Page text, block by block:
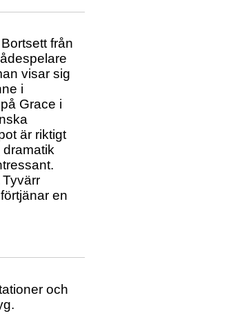
från
visar sig
i
Grace i
är riktigt
en
och